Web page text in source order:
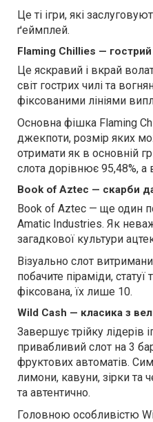
Це ті ігри, які
ґеймплей.
Flaming Chillies —
Це яскравий і вкрай
світ гострих чилі та
фіксованими лініями
Основна фішка Flaming
джекпоти, розмір яких
отримати як в основній
слота дорівнює 95,48%, а
Book of Aztec — скарби
Book of Aztec — ще один
Amatic Industries. Як
загадкової культури
Візуально слот
побачите піраміди,
фіксована, їх лише 10.
Wild Cash — класика з
Завершує трійку лідерів
привабливий слот на 3
фруктових автоматів.
лимони, кавуни, зірки та
та автентично.
Головною особливістю